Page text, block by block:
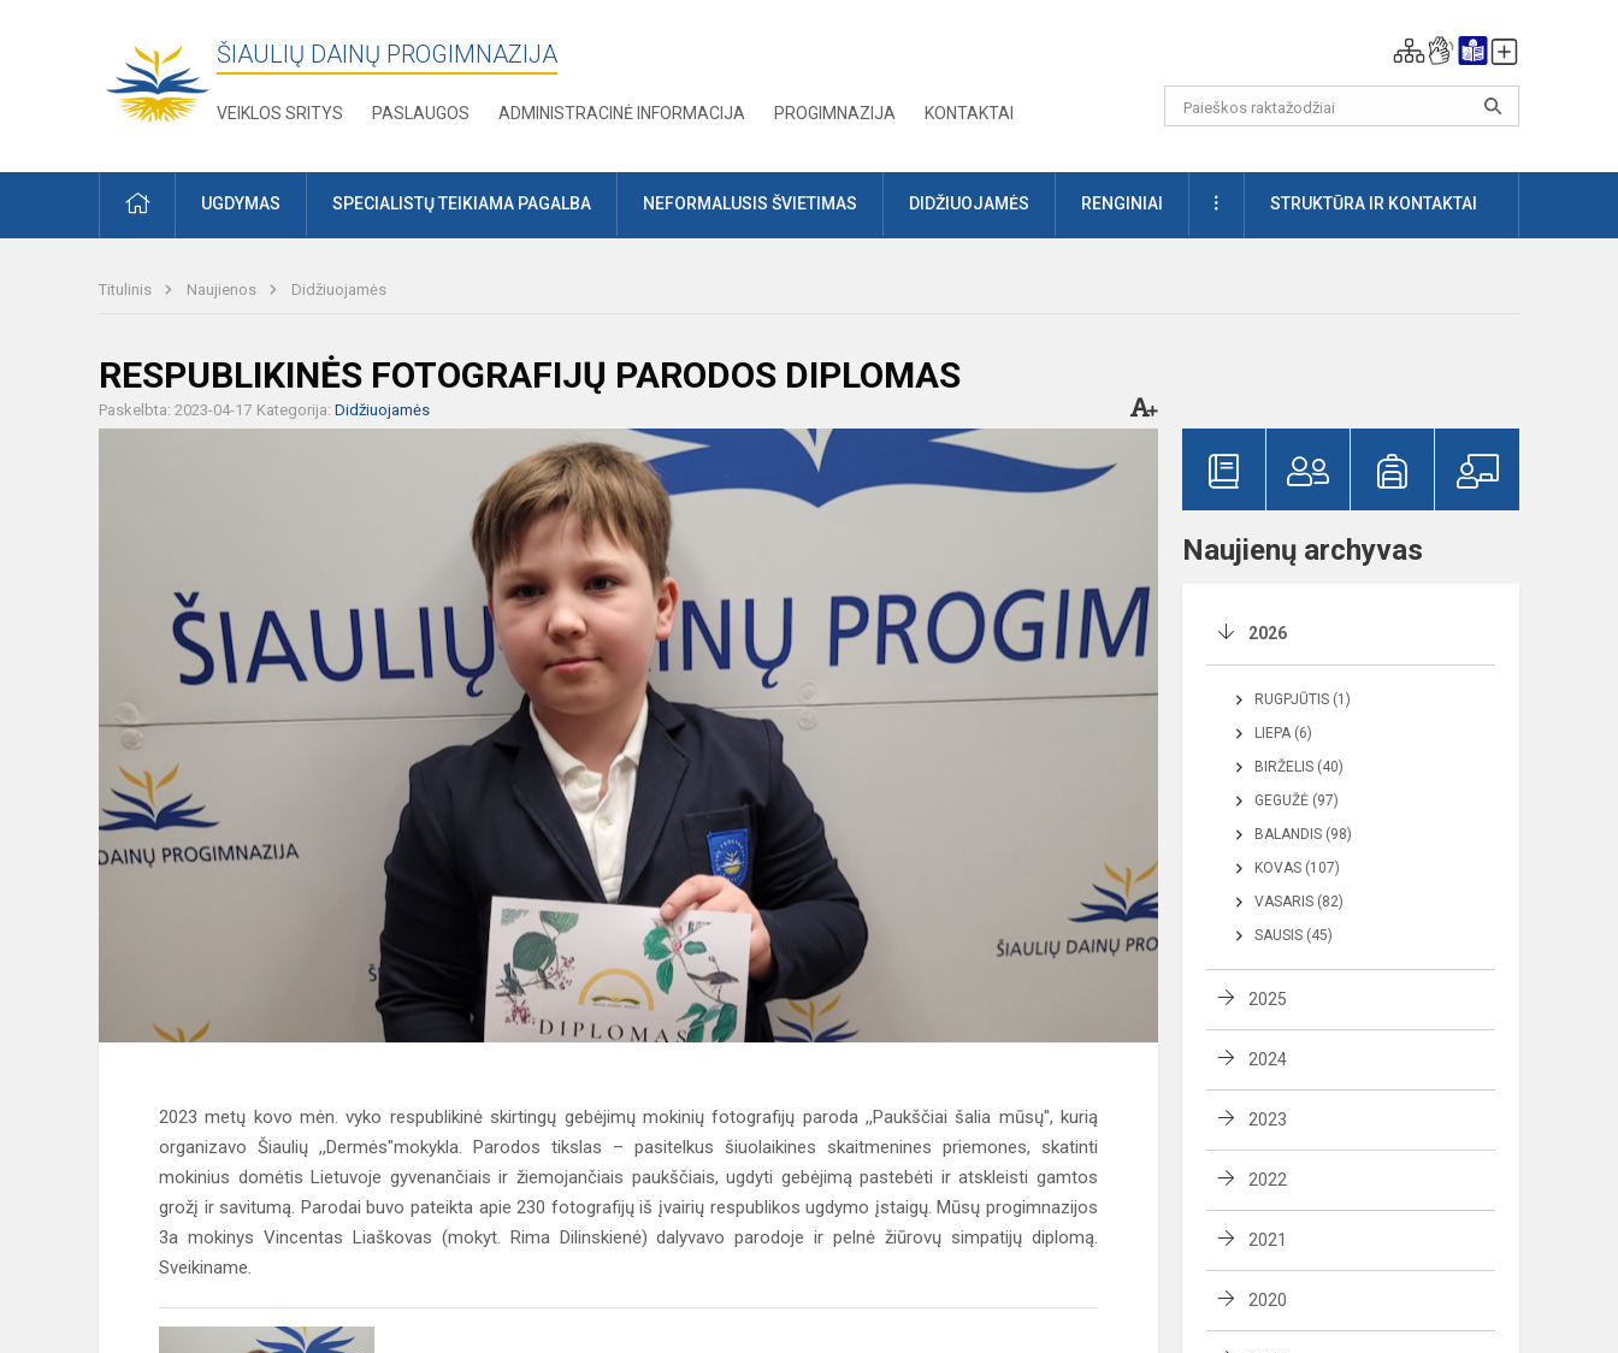
ŠIAULIŲ DAINŲ PROGIMNAZIJA
VEIKLOS SRITYS PASLAUGOS ADMINISTRACINĖ INFORMACIJA PROGIMNAZIJA KONTAKTAI
PRADŽIAUGDYMAS SPECIALISTŲ TEIKIAMA PAGALBA NEFORMALUSIS ŠVIETIMAS DIDŽIUOJAMĖS RENGINIAI DAUGIAUSTRUKTŪRA IR KONTAKTAI
Titulinis Naujienos Didžiuojamės
RESPUBLIKINĖS FOTOGRAFIJŲ PARODOS DIPLOMAS
Paskelbta: 2023-04-17 Kategorija: Didžiuojamės
2023 metų kovo mėn. vyko respublikinė skirtingų gebėjimų mokinių fotografijų paroda ,,Paukščiai šalia mūsų", kurią
organizavo Šiaulių ,,Dermės"mokykla. Parodos tikslas – pasitelkus šiuolaikines skaitmenines priemones, skatinti
mokinius domėtis Lietuvoje gyvenančiais ir žiemojančiais paukščiais, ugdyti gebėjimą pastebėti ir atskleisti gamtos
grožį ir savitumą. Parodai buvo pateikta apie 230 fotografijų iš įvairių respublikos ugdymo įstaigų. Mūsų progimnazijos
3a mokinys Vincentas Liaškovas (mokyt. Rima Dilinskienė) dalyvavo parodoje ir pelnė žiūrovų simpatijų diplomą.
Sveikiname.
Naujienų archyvas
2026
RUGPJŪTIS (1)
LIEPA (6)
BIRŽELIS (40)
GEGUŽĖ (97)
BALANDIS (98)
KOVAS (107)
VASARIS (82)
SAUSIS (45)
2025
2024
2023
2022
2021
2020